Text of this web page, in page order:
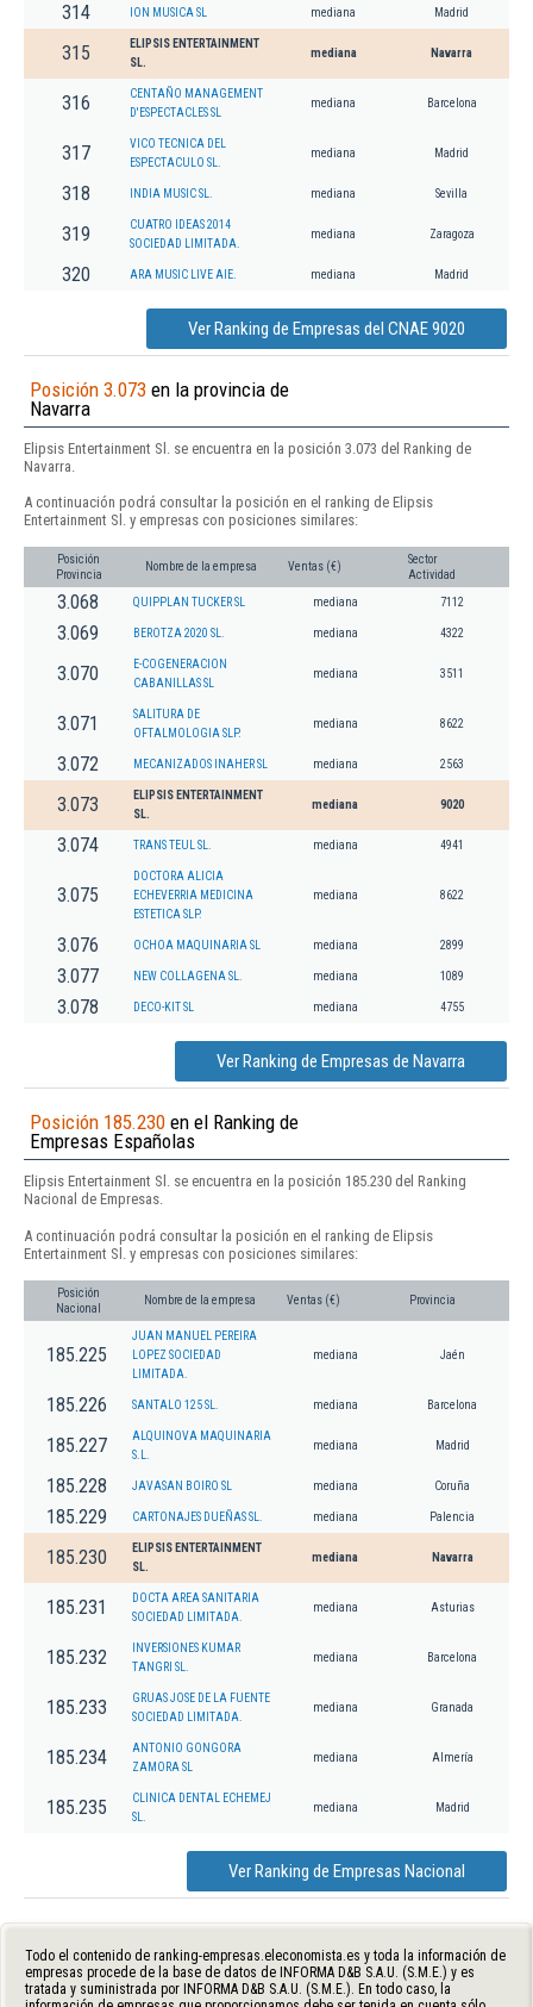
314 ION MUSICA SL mediana Madrid
315
ELIPSIS ENTERTAINMENT
SL.
mediana Navarra
316
CENTAÑO MANAGEMENT
D'ESPECTACLES SL
mediana Barcelona
317
VICO TECNICA DEL
ESPECTACULO SL.
mediana Madrid
318 INDIA MUSIC SL. mediana Sevilla
319
CUATRO IDEAS 2014
SOCIEDAD LIMITADA.
mediana Zaragoza
320 ARA MUSIC LIVE AIE. mediana Madrid
Ver Ranking de Empresas del CNAE 9020
Posición 3.073 en la provincia de
Navarra
Elipsis Entertainment Sl. se encuentra en la posición 3.073 del Ranking de
Navarra.
A continuación podrá consultar la posición en el ranking de Elipsis
Entertainment Sl. y empresas con posiciones similares:
Posición
Provincia
Nombre de la empresa Ventas (€)
Sector
Actividad
3.068 QUIPPLAN TUCKER SL mediana 7112
3.069 BEROTZA 2020 SL. mediana 4322
3.070
E-COGENERACION
CABANILLAS SL
mediana 3511
3.071
SALITURA DE
OFTALMOLOGIA SLP.
mediana 8622
3.072 MECANIZADOS INAHER SL mediana 2563
3.073
ELIPSIS ENTERTAINMENT
SL.
mediana 9020
3.074 TRANS TEUL SL. mediana 4941
3.075
DOCTORA ALICIA
ECHEVERRIA MEDICINA
ESTETICA SLP.
mediana 8622
3.076 OCHOA MAQUINARIA SL mediana 2899
3.077 NEW COLLAGENA SL. mediana 1089
3.078 DECO-KIT SL mediana 4755
Ver Ranking de Empresas de Navarra
Posición 185.230 en el Ranking de
Empresas Españolas
Elipsis Entertainment Sl. se encuentra en la posición 185.230 del Ranking
Nacional de Empresas.
A continuación podrá consultar la posición en el ranking de Elipsis
Entertainment Sl. y empresas con posiciones similares:
Posición
Nacional
Nombre de la empresa Ventas (€) Provincia
185.225
JUAN MANUEL PEREIRA
LOPEZ SOCIEDAD
LIMITADA.
mediana Jaén
185.226 SANTALO 125 SL. mediana Barcelona
185.227
ALQUINOVA MAQUINARIA
S.L.
mediana Madrid
185.228 JAVASAN BOIRO SL mediana Coruña
185.229 CARTONAJES DUEÑAS SL. mediana Palencia
185.230
ELIPSIS ENTERTAINMENT
SL.
mediana Navarra
185.231
DOCTA AREA SANITARIA
SOCIEDAD LIMITADA.
mediana Asturias
185.232
INVERSIONES KUMAR
TANGRI SL.
mediana Barcelona
185.233
GRUAS JOSE DE LA FUENTE
SOCIEDAD LIMITADA.
mediana Granada
185.234
ANTONIO GONGORA
ZAMORA SL
mediana Almería
185.235
CLINICA DENTAL ECHEMEJ
SL.
mediana Madrid
Ver Ranking de Empresas Nacional
Todo el contenido de ranking-empresas.eleconomista.es y toda la información de
empresas procede de la base de datos de INFORMA D&B S.A.U. (S.M.E.) y es
tratada y suministrada por INFORMA D&B S.A.U. (S.M.E.). En todo caso, la